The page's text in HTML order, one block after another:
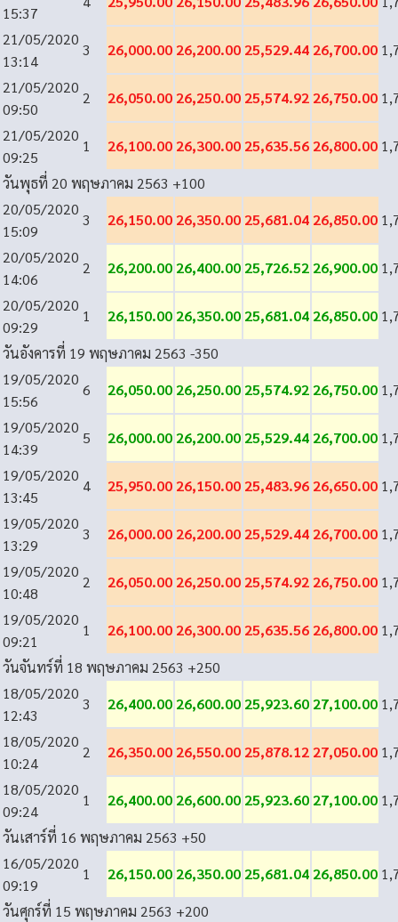
15:37
21/05/2020
13:14
3 26,000.00 26,200.00 25,529.44 26,700.00
21/05/2020
09:50
2 26,050.00 26,250.00 25,574.92 26,750.00
21/05/2020
09:25
1 26,100.00 26,300.00 25,635.56 26,800.00
วันพุธที่ 20 พฤษภาคม 2563 +100
20/05/2020
15:09
3 26,150.00 26,350.00 25,681.04 26,850.00
20/05/2020
14:06
2 26,200.00 26,400.00 25,726.52 26,900.00
20/05/2020
09:29
1 26,150.00 26,350.00 25,681.04 26,850.00
วันอังคารที่ 19 พฤษภาคม 2563 -350
19/05/2020
15:56
6 26,050.00 26,250.00 25,574.92 26,750.00
19/05/2020
14:39
5 26,000.00 26,200.00 25,529.44 26,700.00
19/05/2020
13:45
4 25,950.00 26,150.00 25,483.96 26,650.00
19/05/2020
13:29
3 26,000.00 26,200.00 25,529.44 26,700.00
19/05/2020
10:48
2 26,050.00 26,250.00 25,574.92 26,750.00
19/05/2020
09:21
1 26,100.00 26,300.00 25,635.56 26,800.00
วันจันทร์ที่ 18 พฤษภาคม 2563 +250
18/05/2020
12:43
3 26,400.00 26,600.00 25,923.60 27,100.00
18/05/2020
10:24
2 26,350.00 26,550.00 25,878.12 27,050.00
18/05/2020
09:24
1 26,400.00 26,600.00 25,923.60 27,100.00
วันเสาร์ที่ 16 พฤษภาคม 2563 +50
16/05/2020
09:19
1 26,150.00 26,350.00 25,681.04 26,850.00
วันศุกร์ที่ 15 พฤษภาคม 2563 +200